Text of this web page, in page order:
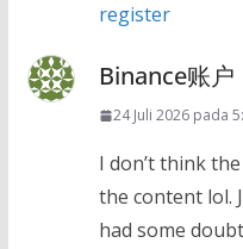
register
Binance账户
24 Juli 2026 pada
I don’t think
the content lol.
had some